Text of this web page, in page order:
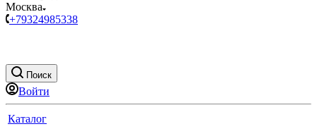
Москва
+79324985338
Поиск
Войти
Каталог